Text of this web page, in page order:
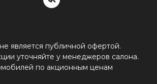
является публичной офертой.
уточняйте у менеджеров салона.
по акционным ценам